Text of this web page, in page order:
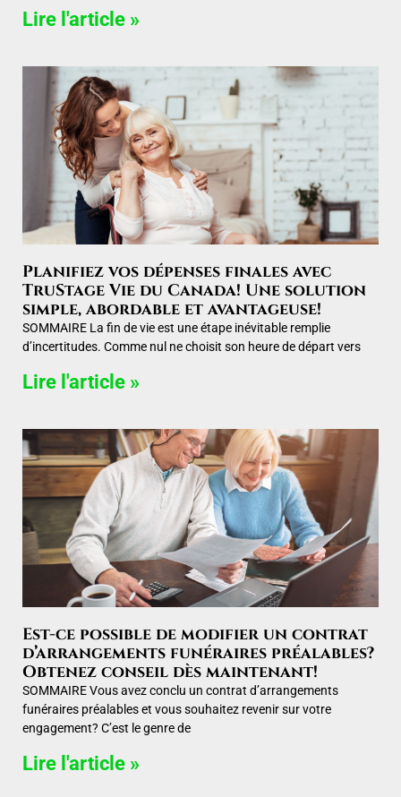
Lire l'article »
Planifiez vos dépenses finales avec
TruStage Vie du Canada! Une solution
simple, abordable et avantageuse!
SOMMAIRE La fin de vie est une étape inévitable remplie
d’incertitudes. Comme nul ne choisit son heure de départ vers
Lire l'article »
Est-ce possible de modifier un contrat
d’arrangements funéraires préalables?
Obtenez conseil dès maintenant!
SOMMAIRE Vous avez conclu un contrat d’arrangements
funéraires préalables et vous souhaitez revenir sur votre
engagement? C’est le genre de
Lire l'article »